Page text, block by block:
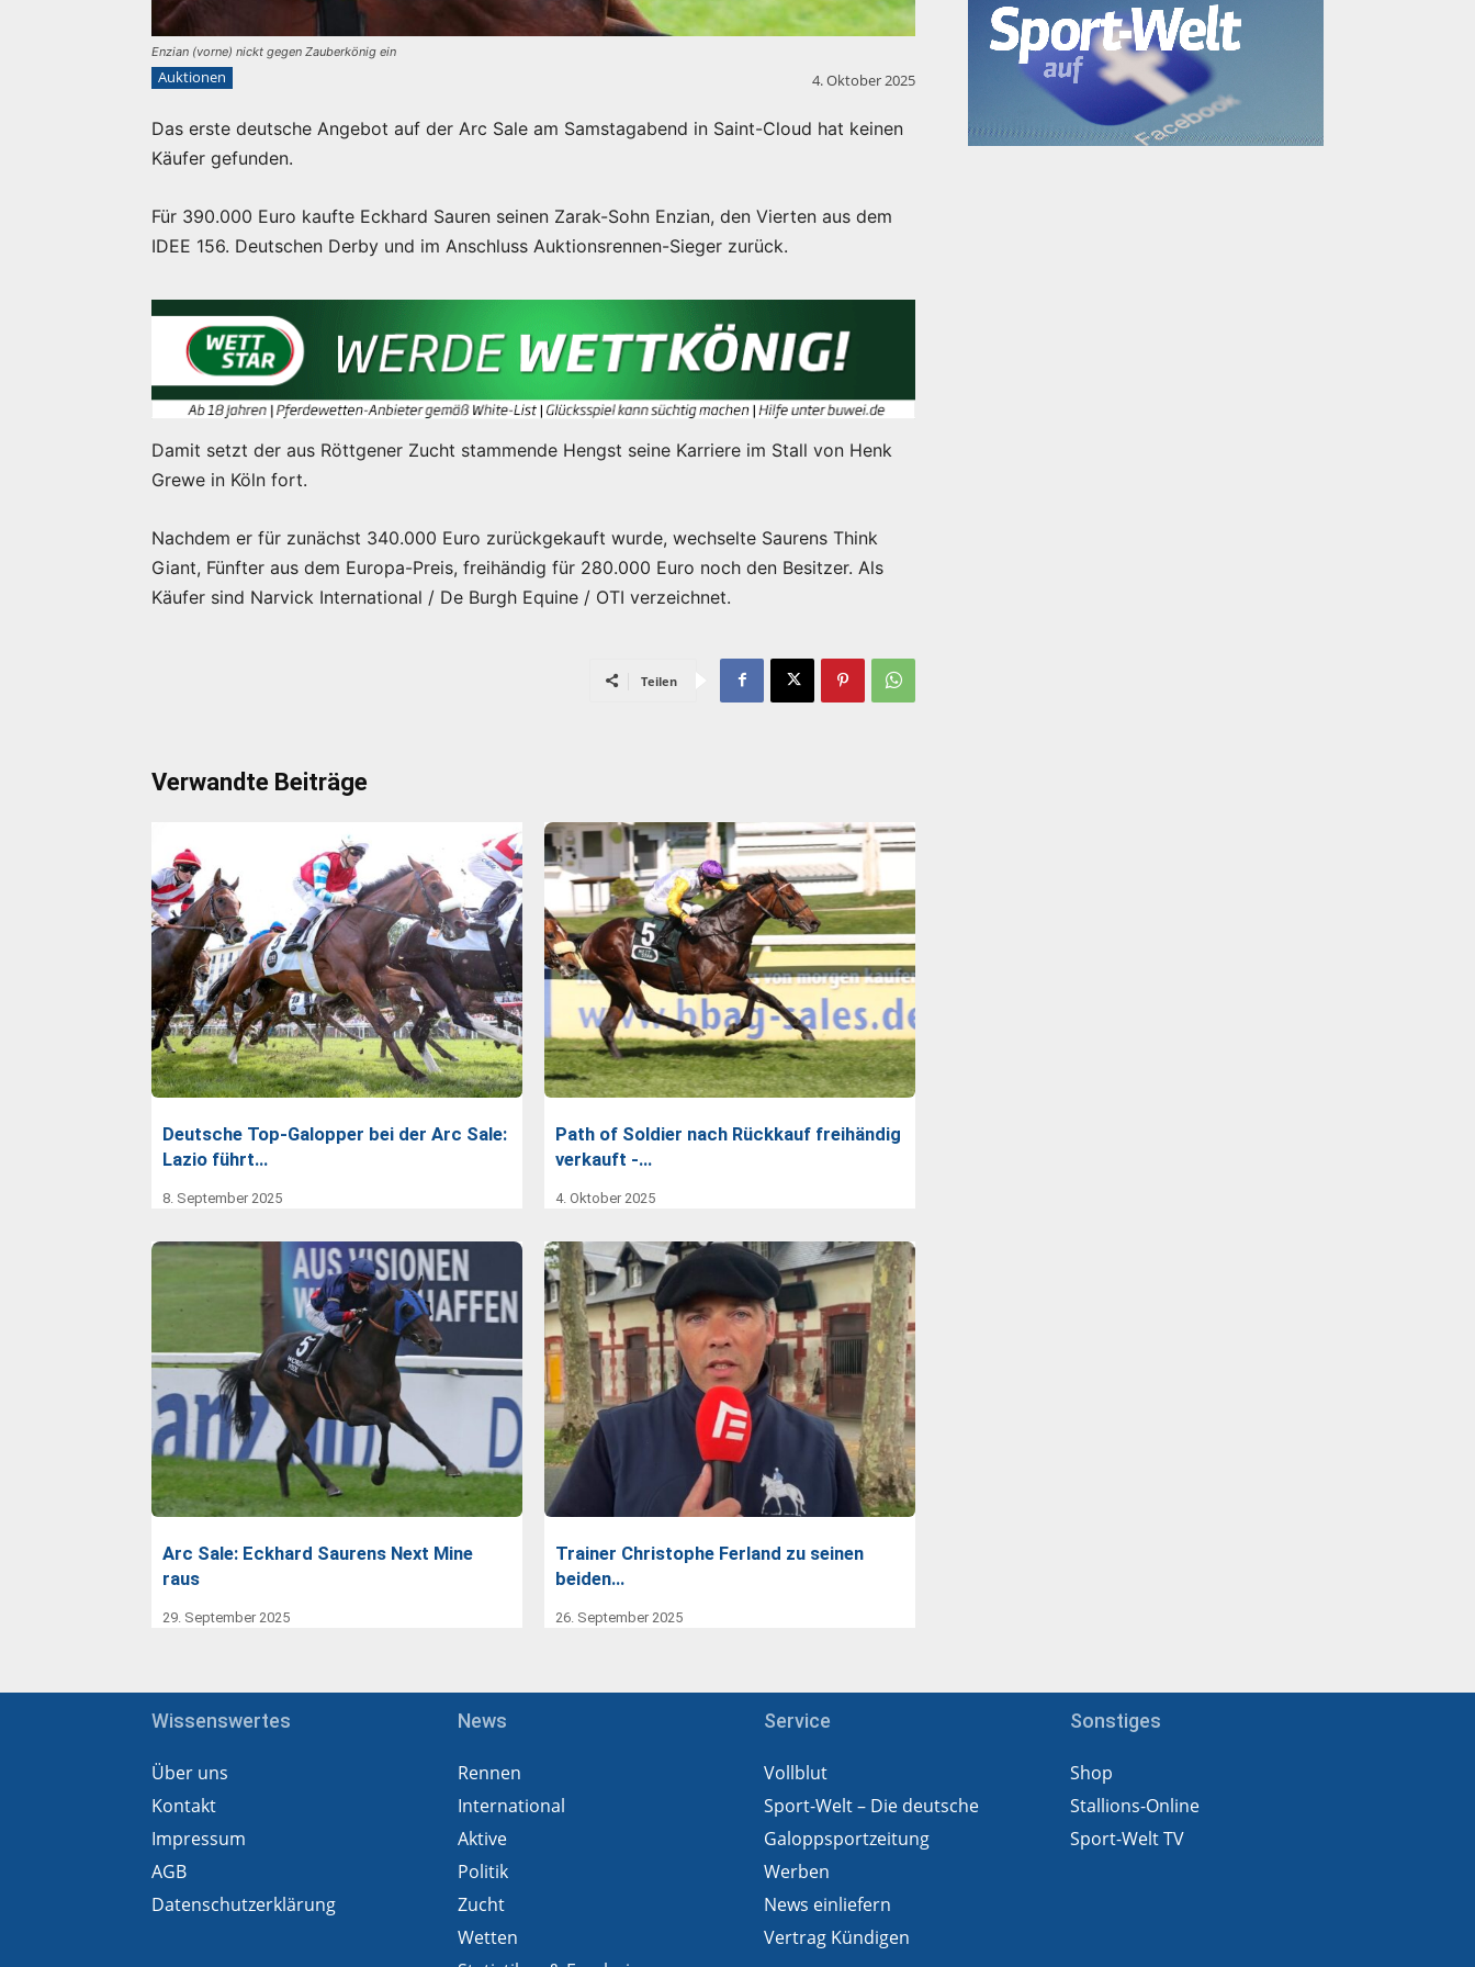
Enzian (vorne) nickt gegen Zauberkönig ein
Auktionen 4. Oktober 2025
Das erste deutsche Angebot auf der Arc Sale am Samstagabend in Saint-Cloud hat keinen
Käufer gefunden.
Für 390.000 Euro kaufte Eckhard Sauren seinen Zarak-Sohn Enzian, den Vierten aus dem
IDEE 156. Deutschen Derby und im Anschluss Auktionsrennen-Sieger zurück.
Damit setzt der aus Röttgener Zucht stammende Hengst seine Karriere im Stall von Henk
Grewe in Köln fort.
Nachdem er für zunächst 340.000 Euro zurückgekauft wurde, wechselte Saurens Think
Giant, Fünfter aus dem Europa-Preis, freihändig für 280.000 Euro noch den Besitzer. Als
Käufer sind Narvick International / De Burgh Equine / OTI verzeichnet.
Teilen
Verwandte Beiträge
Deutsche Top-Galopper bei der Arc Sale:
Lazio führt…
8. September 2025
Path of Soldier nach Rückkauf freihändig
verkauft -…
4. Oktober 2025
Arc Sale: Eckhard Saurens Next Mine
raus
29. September 2025
Trainer Christophe Ferland zu seinen
beiden…
26. September 2025
Wissenswertes
Über uns
Kontakt
Impressum
AGB
Datenschutzerklärung
News
Rennen
International
Aktive
Politik
Zucht
Wetten
Service
Vollblut
Sport-Welt – Die deutsche
Galoppsportzeitung
Werben
News einliefern
Vertrag Kündigen
Sonstiges
Shop
Stallions-Online
Sport-Welt TV